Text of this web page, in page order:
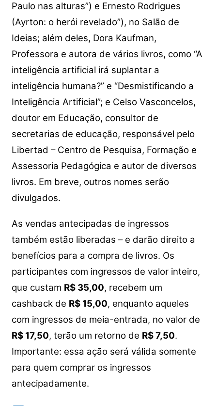
Paulo nas alturas”) e Ernesto Rodrigues
(Ayrton: o herói revelado”), no Salão de
Ideias; além deles, Dora Kaufman,
Professora e autora de vários livros, como “A
inteligência artificial irá suplantar a
inteligência humana?” e “Desmistificando a
Inteligência Artificial”; e Celso Vasconcelos,
doutor em Educação, consultor de
secretarias de educação, responsável pelo
Libertad – Centro de Pesquisa, Formação e
Assessoria Pedagógica e autor de diversos
livros. Em breve, outros nomes serão
divulgados.
As vendas antecipadas de ingressos
também estão liberadas – e darão direito a
benefícios para a compra de livros. Os
participantes com ingressos de valor inteiro,
que custam R$ 35,00, recebem um
cashback de R$ 15,00, enquanto aqueles
com ingressos de meia-entrada, no valor de
R$ 17,50, terão um retorno de R$ 7,50.
Importante: essa ação será válida somente
para quem comprar os ingressos
antecipadamente.